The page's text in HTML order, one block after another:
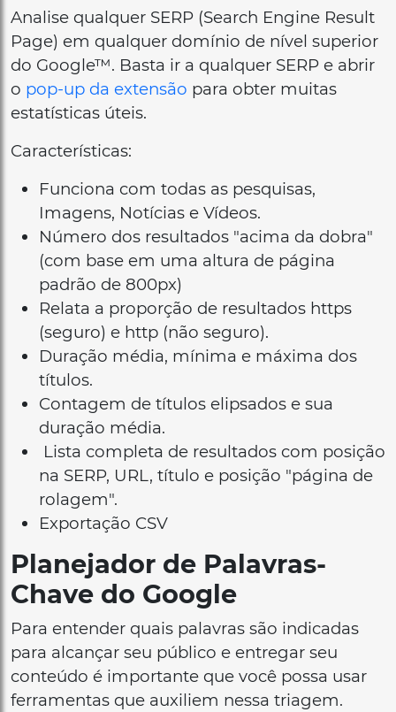
Analise qualquer SERP (Search Engine Result
Page) em qualquer domínio de nível superior
do Google™. Basta ir a qualquer SERP e abrir
o pop-up da extensão para obter muitas
estatísticas úteis.
Características:
Funciona com todas as pesquisas,
Imagens, Notícias e Vídeos.
Número dos resultados "acima da dobra"
(com base em uma altura de página
padrão de 800px)
Relata a proporção de resultados https
(seguro) e http (não seguro).
Duração média, mínima e máxima dos
títulos.
Contagem de títulos elipsados ​​e sua
duração média.
Lista completa de resultados com posição
na SERP, URL, título e posição "página de
rolagem".
Exportação CSV
Planejador de Palavras-
Chave do Google
Para entender quais palavras são indicadas
para alcançar seu público e entregar seu
conteúdo é importante que você possa usar
ferramentas que auxiliem nessa triagem.